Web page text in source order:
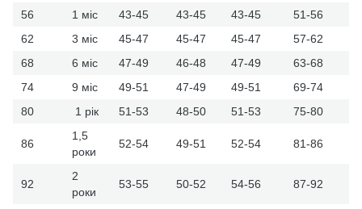
56 1 міс 43-45 43-45 43-45
51-56
62
3 міс 45-47 45-47 45-47
57-62
68
6 міс 47-49 46-48 47-49
63-68
74
9 міс 49-51 47-49 49-51
69-74
80
1 рік 51-53 48-50 51-53 75-80
86
1,5
роки
52-54 49-51 52-54 81-86
92
2
роки
53-55 50-52 54-56 87-92